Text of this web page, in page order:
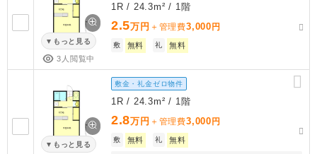
もっと見る
3人閲覧中
1R / 24.3m² / 1階
2.5万円 ＋管理費3,000 円
敷 無料 礼 無料
もっと見る
敷金・礼金ゼロ物件
1R / 24.3m² / 1階
2.8万円 ＋管理費3,000 円
敷 無料 礼 無料